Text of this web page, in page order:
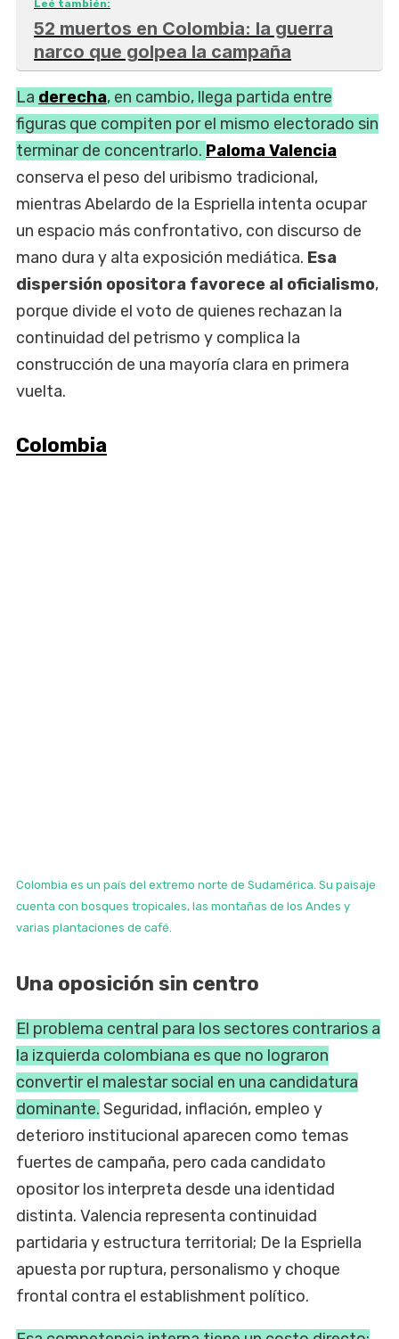
Leé también:
52 muertos en Colombia: la guerra
narco que golpea la campaña
La derecha, en cambio, llega partida entre
figuras que compiten por el mismo electorado sin
terminar de concentrarlo. Paloma Valencia
conserva el peso del uribismo tradicional,
mientras Abelardo de la Espriella intenta ocupar
un espacio más confrontativo, con discurso de
mano dura y alta exposición mediática. Esa
dispersión opositora favorece al oficialismo,
porque divide el voto de quienes rechazan la
continuidad del petrismo y complica la
construcción de una mayoría clara en primera
vuelta.
Colombia
Colombia es un país del extremo norte de Sudamérica. Su paisaje
cuenta con bosques tropicales, las montañas de los Andes y
varias plantaciones de café.
Una oposición sin centro
El problema central para los sectores contrarios a
la izquierda colombiana es que no lograron
convertir el malestar social en una candidatura
dominante. Seguridad, inflación, empleo y
deterioro institucional aparecen como temas
fuertes de campaña, pero cada candidato
opositor los interpreta desde una identidad
distinta. Valencia representa continuidad
partidaria y estructura territorial; De la Espriella
apuesta por ruptura, personalismo y choque
frontal contra el establishment político.